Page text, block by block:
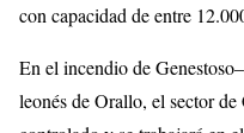
con capacidad de entre
En el incendio de
leonés de Orallo, el sector